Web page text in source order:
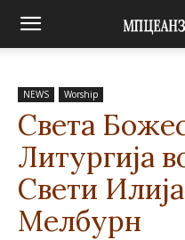
NEWS Worship
Света
Литургија
Свети
Мелбурн